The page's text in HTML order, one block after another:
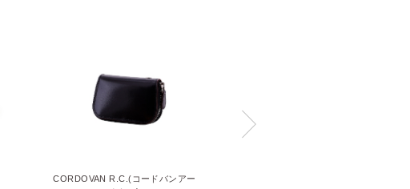
CORDOVAN R.C.(コードバンアー